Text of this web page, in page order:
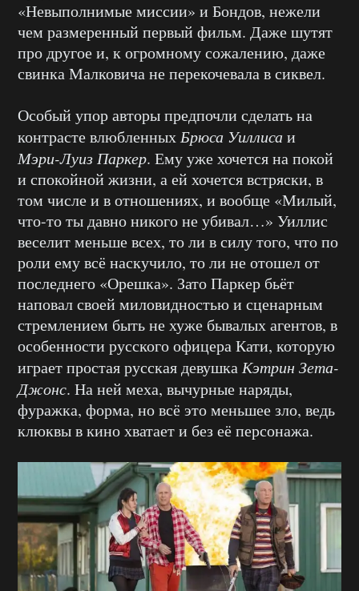
«Невыполнимые миссии» и Бондов, нежели
чем размеренный первый фильм. Даже шутят
про другое и, к огромному сожалению, даже
свинка Малковича не перекочевала в сиквел.
Особый упор авторы предпочли сделать на
контрасте влюбленных Брюса Уиллисаи
Мэри-Луиз Паркер. Ему уже хочется на покой
и спокойной жизни, а ей хочется встряски, в
том числе и в отношениях, и вообще «Милый,
что-то ты давно никого не убивал…» Уиллис
веселит меньше всех, то ли в силу того, что по
роли ему всё наскучило, то ли не отошел от
последнего «Орешка». Зато Паркер бьёт
наповал своей миловидностью и сценарным
стремлением быть не хуже бывалых агентов, в
особенности русского офицера Кати, которую
играет простая русская девушка Кэтрин Зета-
Джонс. На ней меха, вычурные наряды,
фуражка, форма, но всё это меньшее зло, ведь
клюквы в кино хватает и без её персонажа.